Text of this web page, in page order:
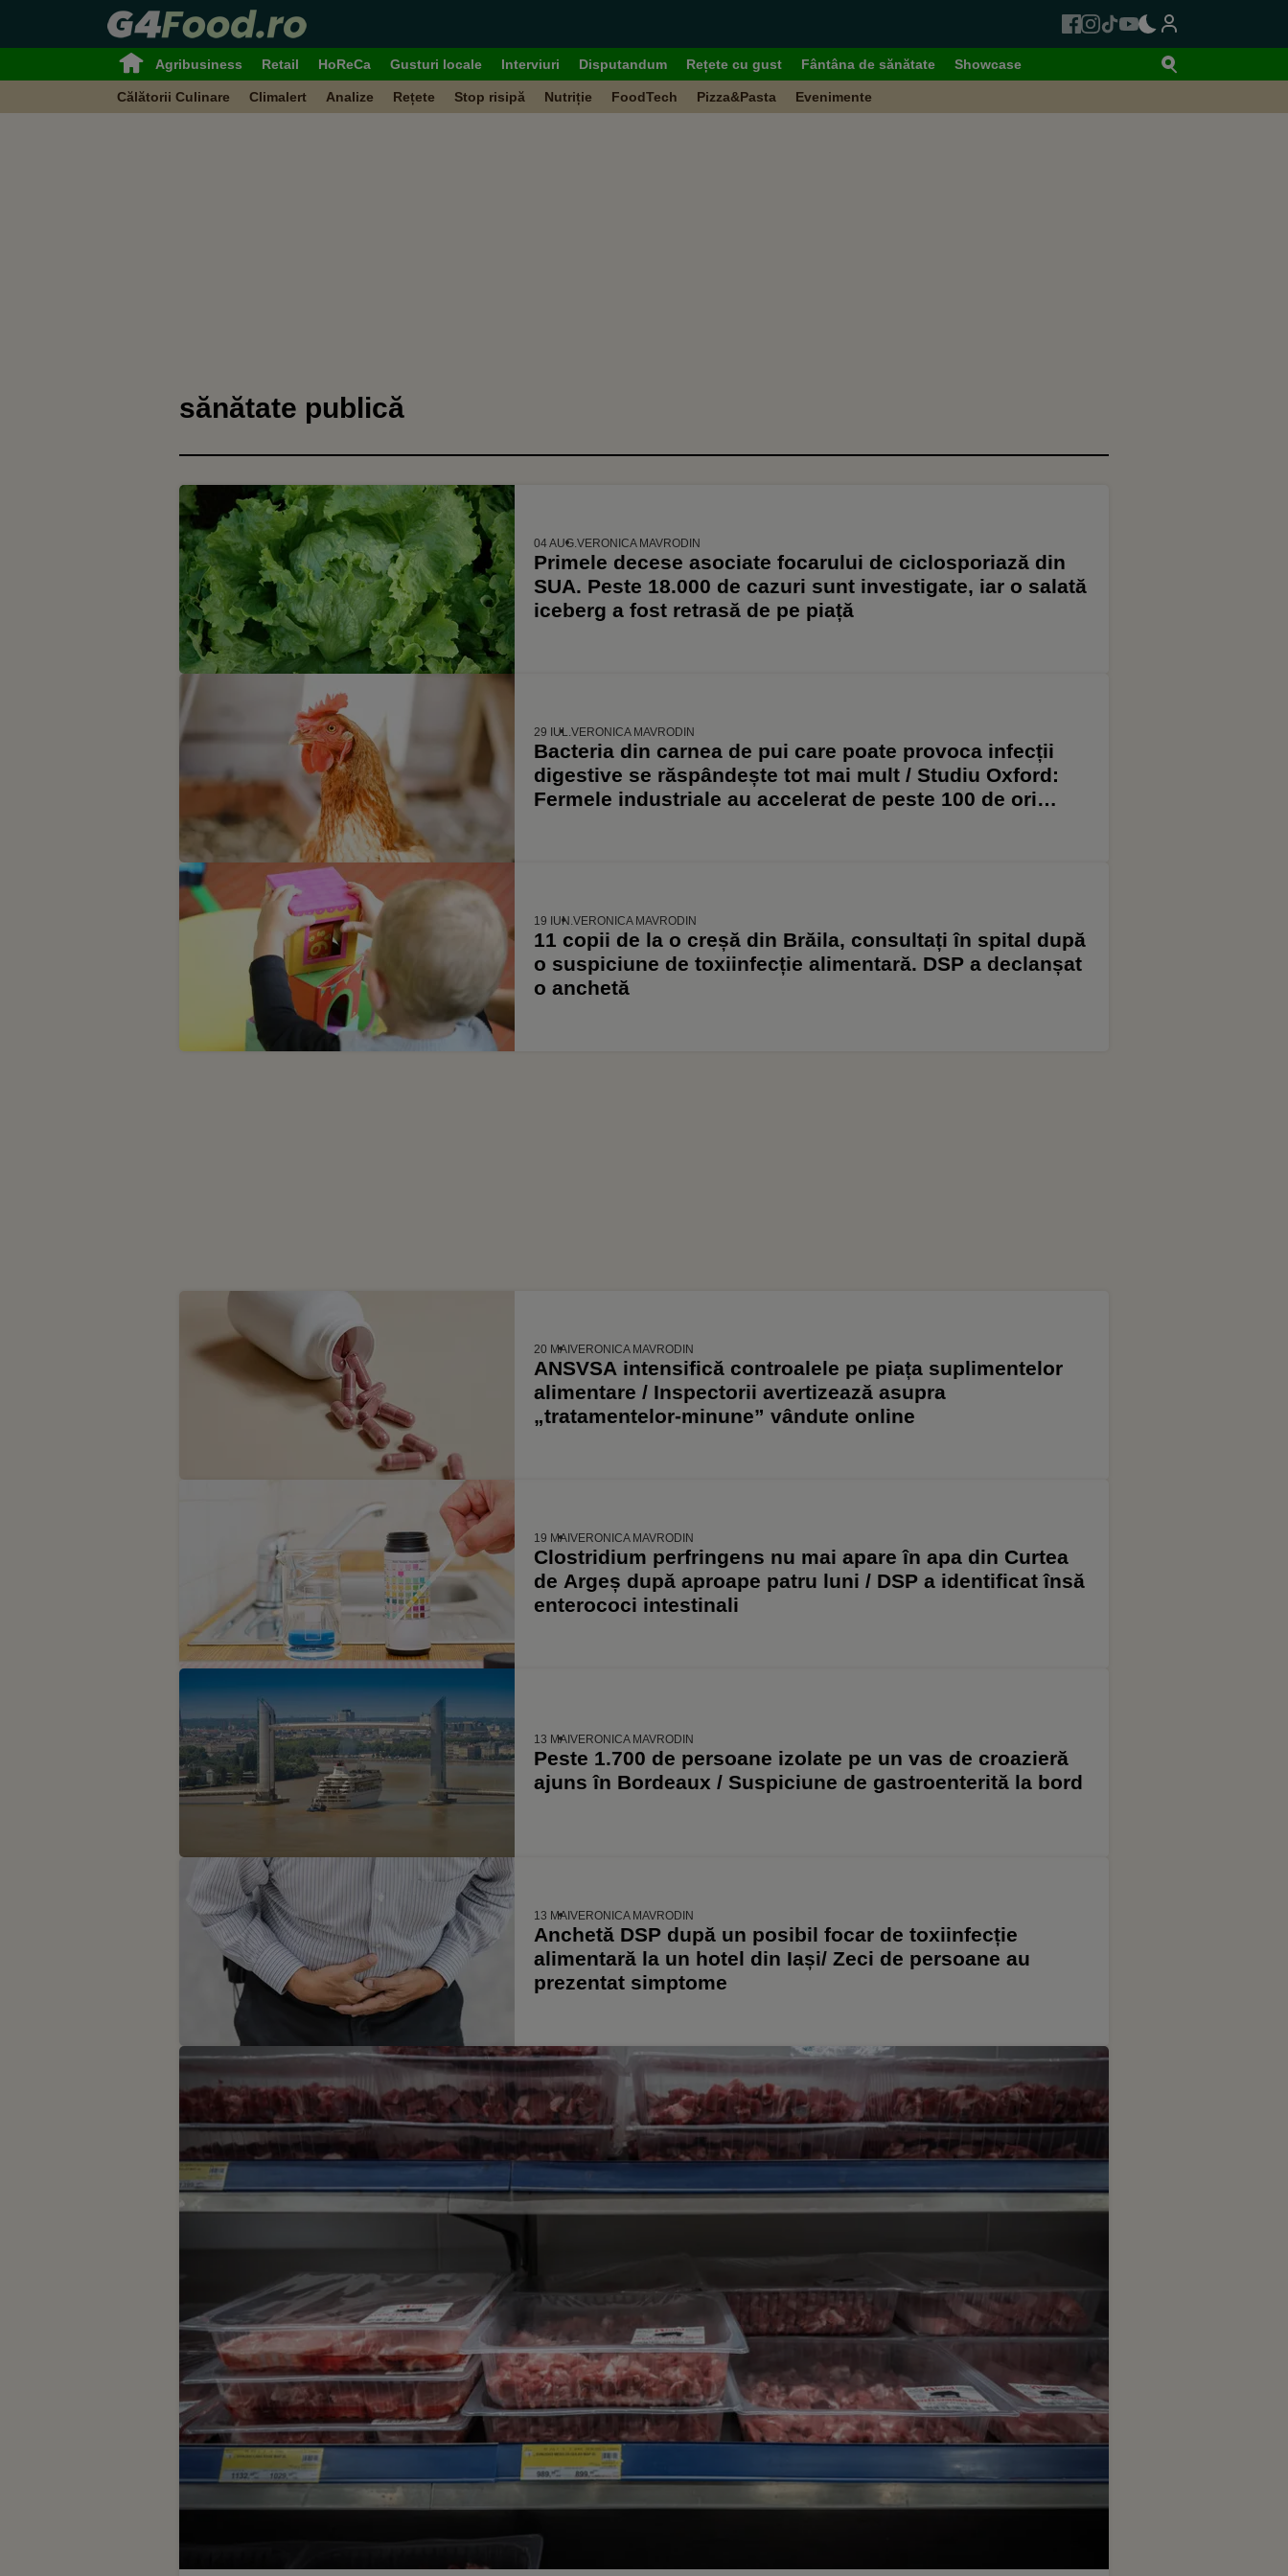
Agribusiness Retail HoReCa Gusturi locale Interviuri Disputandum Rețete cu gust Fântâna de sănătate Showcase
Călătorii Culinare Climalert Analize Rețete Stop risipă Nutriție FoodTech Pizza&Pasta Evenimente
sănătate publică
04 AUG.VERONICA MAVRODIN
Primele decese asociate focarului de ciclosporiază din
SUA. Peste 18.000 de cazuri sunt investigate, iar o salată
iceberg a fost retrasă de pe piață
29 IUL.VERONICA MAVRODIN
Bacteria din carnea de pui care poate provoca infecții
digestive se răspândește tot mai mult / Studiu Oxford:
Fermele industriale au accelerat de peste 100 de ori
19 IUN.VERONICA MAVRODIN
11 copii de la o creșă din Brăila, consultați în spital după
o suspiciune de toxiinfecție alimentară. DSP a declanșat
o anchetă
20 MAI VERONICA MAVRODIN
ANSVSA intensifică controalele pe piața suplimentelor
alimentare / Inspectorii avertizează asupra
„tratamentelor-minune” vândute online
19 MAI VERONICA MAVRODIN
Clostridium perfringens nu mai apare în apa din Curtea
de Argeș după aproape patru luni / DSP a identificat însă
enterococi intestinali
13 MAIVERONICA MAVRODIN
Peste 1.700 de persoane izolate pe un vas de croazieră
ajuns în Bordeaux / Suspiciune de gastroenterită la bord
13 MAI VERONICA MAVRODIN
Anchetă DSP după un posibil focar de toxiinfecție
alimentară la un hotel din Iași/ Zeci de persoane au
prezentat simptome